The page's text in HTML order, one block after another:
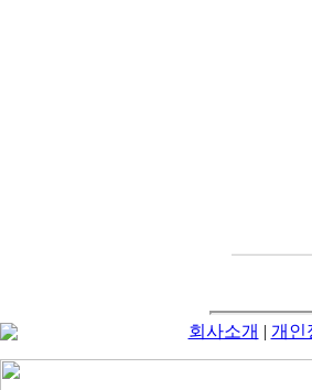
회사소개 | 개인